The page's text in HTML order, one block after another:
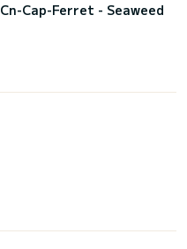
Cn-Cap-Ferret - Seaweed